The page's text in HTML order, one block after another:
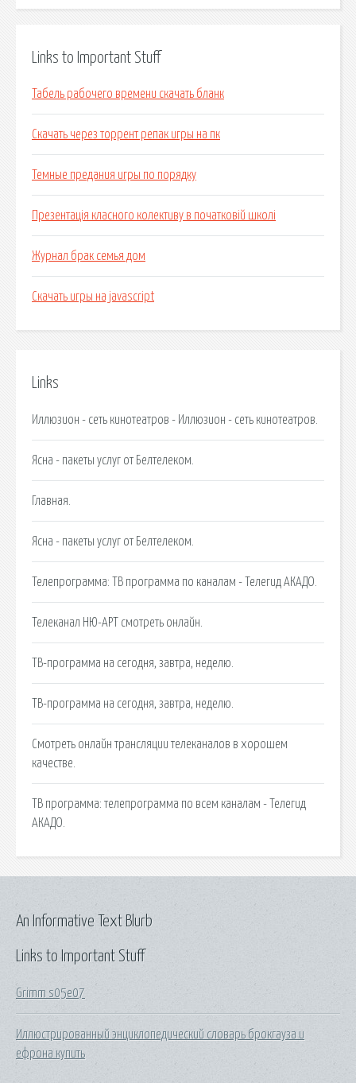
Links to Important Stuff
Табель рабочего времени скачать бланк
Скачать через торрент репак игры на пк
Темные предания игры по порядку
Презентація класного колективу в початковій школі
Журнал брак семья дом
Скачать игры на javascript
Links
Иллюзион - сеть кинотеатров - Иллюзион - сеть кинотеатров.
Ясна - пакеты услуг от Белтелеком.
Главная.
Ясна - пакеты услуг от Белтелеком.
Телепрограмма: ТВ программа по каналам - Телегид АКАДО.
Телеканал НЮ-АРТ смотреть онлайн.
ТВ-программа на сегодня, завтра, неделю.
ТВ-программа на сегодня, завтра, неделю.
Смотреть онлайн трансляции телеканалов в хорошем
качестве.
ТВ программа: телепрограмма по всем каналам - Телегид
АКАДО.
Links to Important Stuff
Grimm s05e07
Иллюстрированный энциклопедический словарь брокгауза и
ефрона купить
An Informative Text Blurb